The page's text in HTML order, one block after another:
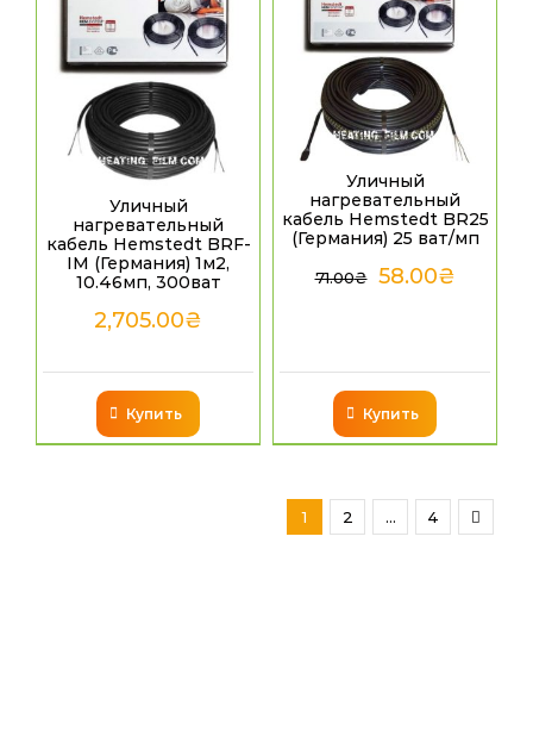
Уличный
нагревательный
кабель Hemstedt BRF-
IM (Германия) 1м2,
10.46мп, 300ват
2,705.00₴
Купить
Уличный
нагревательный
кабель Hemstedt BR25
(Германия) 25 ват/мп
71.00₴ 58.00₴
Купить
1 2 … 4